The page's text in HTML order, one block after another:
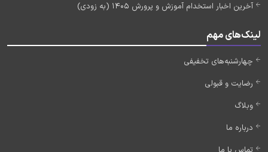
آخرین اخبار استخدام آموزش و پرورش 1405 (به زودی)
لینک‌های مهم
چهارشنبه‌های تخفیفی
رضایت و قبولی
وبلاگ
درباره ما